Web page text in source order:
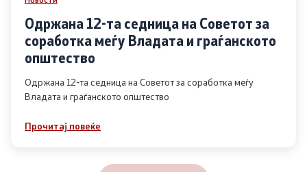
Одржана 12-та седница на Советот за
соработка меѓу Владата и граѓанското
општество
Одржана 12-та седница на Советот за соработка меѓу
Владата и граѓанското општество
Прочитај повеќе